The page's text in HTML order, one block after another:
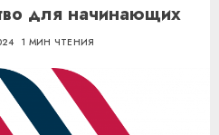
для начинающих
1 МИН ЧТЕНИЯ